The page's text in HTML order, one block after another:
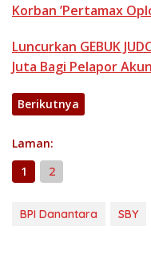
Korban ’Pertamax
Luncurkan GEBUK
Juta Bagi Pelapor
Berikutnya
Laman:
1
2
BPI Danantara SBY